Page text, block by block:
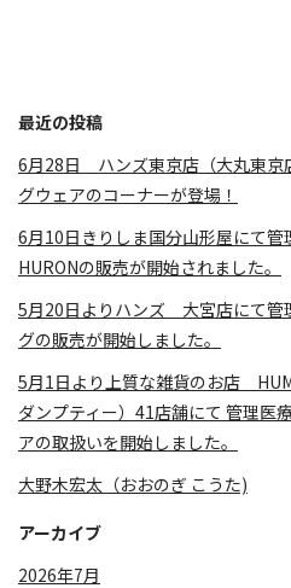
最近の投稿
6月28日 ハンズ東京店（大丸東京
グウェアのコーナーが登場！
6月10日きりしま国分山形屋にて
HURONの販売が開始されました。
5月20日よりハンズ 大宮店にて管
グの販売が開始しました。
5月1日より上質な雑貨のお店
ダンプティー）41店舗にて 管理医
アの取扱いを開始しました。
大野木宏太（おおのぎ こうた)
アーカイブ
2026年7月